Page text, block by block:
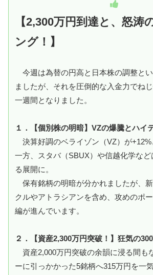
【2,300万円到達と、怒涛
ング！】
今週は為替の円高と日本株の調整と
ましたが、それを圧倒的な入金力でね
一週間となりました。
１．【個別株の明暗】VZの爆騰とハイ
決算好調のベライゾン（VZ）が+12%
一方、スタバ（SBUX）や信越化学な
る展開に。
保有銘柄の明暗が分かれましたが、
クルやアトラシアンを含め、攻めのポ
編が進んでいます。
２．【資産2,300万円突破！】狂気の
資産2,000万円突破の余韻に浸る間も
ーに引っかかった5銘柄へ315万円を一気